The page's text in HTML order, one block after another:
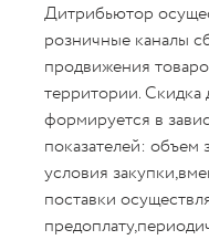
Дитрибьютор
розничные каналы
продвижения
территории.
формируется в
показателей: объем
условия
поставки